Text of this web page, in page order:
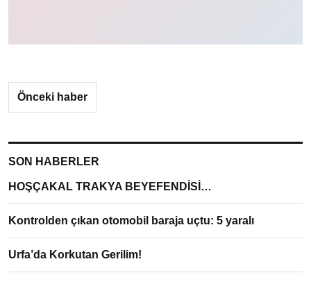
Önceki haber
SON HABERLER
HOŞÇAKAL TRAKYA BEYEFENDİSİ…
Kontrolden çıkan otomobil baraja uçtu: 5 yaralı
Urfa’da Korkutan Gerilim!